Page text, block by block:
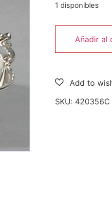
1 disponibles
Añadir al
SKU: 420356C